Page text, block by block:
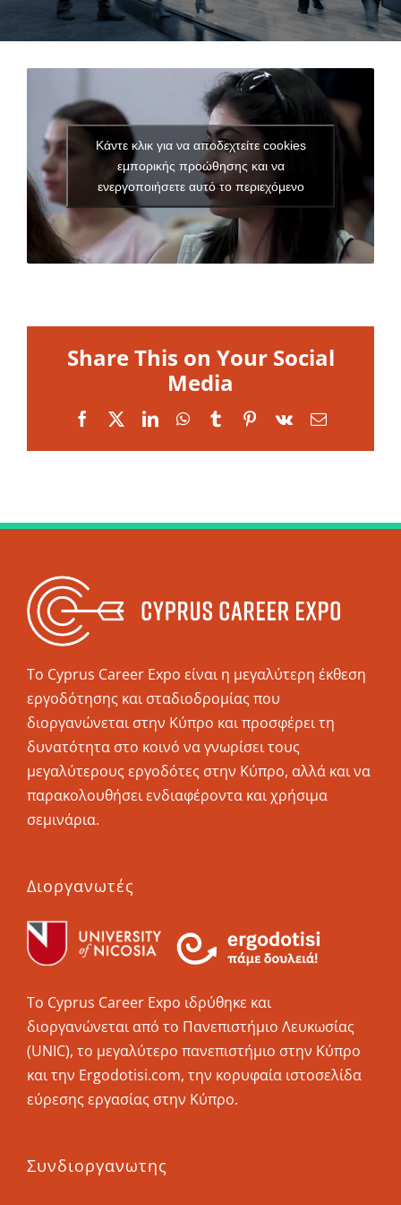
Κάντε κλικ για να αποδεχτείτε cookies
εμπορικής προώθησης και να
ενεργοποιήσετε αυτό το περιεχόμενο
Share This on Your Social
Media
Facebook LinkedInWhatsApp
TumblrPinterest
Vk Email
Το Cyprus Career Expo είναι η μεγαλύτερη έκθεση
εργοδότησης και σταδιοδρομίας που
διοργανώνεται στην Κύπρο και προσφέρει τη
δυνατότητα στο κοινό να γνωρίσει τους
μεγαλύτερους εργοδότες στην Κύπρο, αλλά και να
παρακολουθήσει ενδιαφέροντα και χρήσιμα
σεμινάρια.
Διοργανωτές
Το Cyprus Career Εxpo ιδρύθηκε και
διοργανώνεται από το Πανεπιστήμιο Λευκωσίας
(UNIC), το μεγαλύτερο πανεπιστήμιο στην Κύπρο
και την Ergodotisi.com, την κορυφαία ιστοσελίδα
εύρεσης εργασίας στην Κύπρο.
Συνδιοργανωτης